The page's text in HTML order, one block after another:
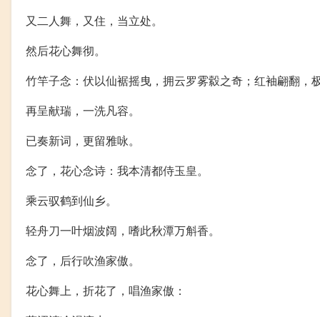
又二人舞，又住，当立处。
然后花心舞彻。
竹竿子念：伏以仙裾摇曳，拥云罗雾縠之奇；红袖翩翻，
再呈献瑞，一洗凡容。
已奏新词，更留雅咏。
念了，花心念诗：我本清都侍玉皇。
乘云驭鹤到仙乡。
轻舟刀一叶烟波阔，嗜此秋潭万斛香。
念了，后行吹渔家傲。
花心舞上，折花了，唱渔家傲：